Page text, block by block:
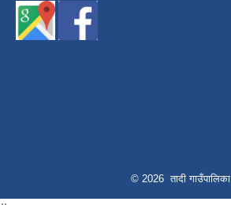
© 2026 तादी गाउँपालिका